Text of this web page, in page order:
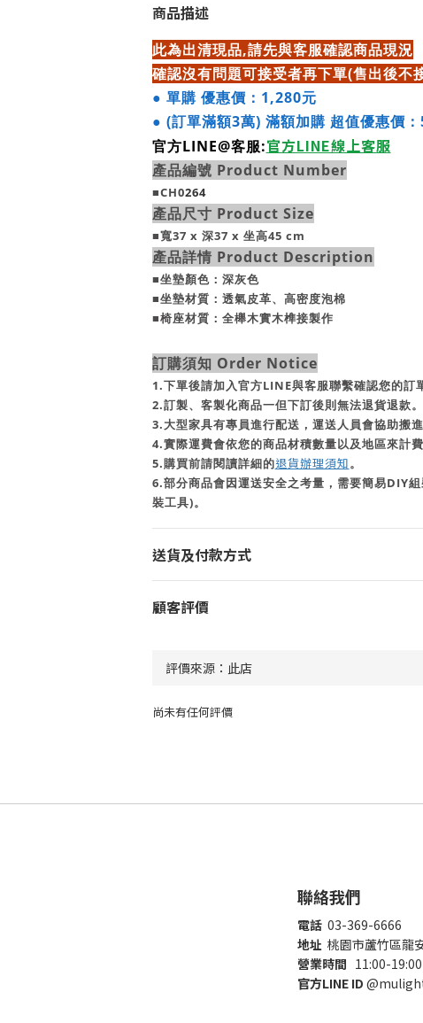
商品描述
此為出清現品,請先與客服確認商品現況
確認沒有問題可接受者再下單(售出後不
● 單購 優惠價：1,280元
● (訂單滿額3萬) 滿額加購 超值優惠價
官方LINE@客服:官方LINE線上客服
產品編號 Product Number
■CH0264
產品尺寸 Product Size
■寬37 x 深37 x 坐高45 cm
產品詳情 Product Description
■坐墊顏色：深灰色
■坐墊材質： 透氣皮革、高密度泡棉
■椅座材質：全櫸木實木榫接製作
訂購須知 Order Notice
1.下單後請加入官方LINE與客服聯繫確認您的訂
2.訂製、客製化商品一但下訂後則無法退貨退款。
3.大型家具有專員進行配送，運送人員會協助搬
4.實際運費會依您的商品材積數量以及地區來計費
5.購買前請閱讀詳細的退貨辦理須知。
6.部分商品會因運送安全之考量，需要簡易DIY
裝工具)。
送貨及付款方式
顧客評價
尚未有任何評價
聯絡我們
電話 03-369-6666
地址 桃園市蘆竹區龍
營業時間 11:00-
官方LINE ID